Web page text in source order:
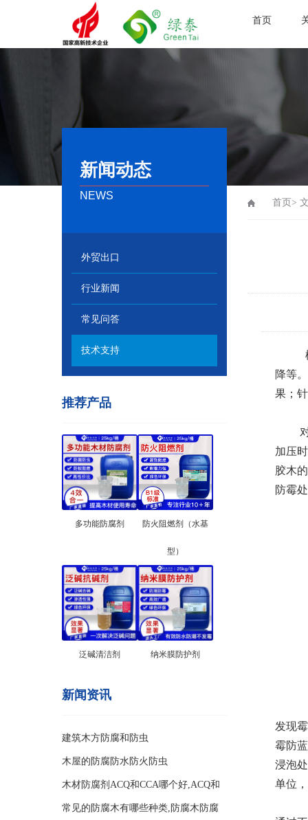
首页
新闻动态
NEWS
外贸出口
行业新闻
常见问答
技术支持
推荐产品
多功能防腐剂 防火阻燃剂（水基
型）
泛碱清洁剂 纳米膜防护剂
新闻资讯
建筑木方防腐和防虫
木屋的防腐防水防火防虫
木材防腐剂ACQ和CCA哪个好,ACQ和
CCA两种防腐剂的区别
常见的防腐木有哪些种类,防腐木防腐
首页>
橡胶
降等
果；
对真
加压
胶木
防霉
发现
霉防
浸泡
单位